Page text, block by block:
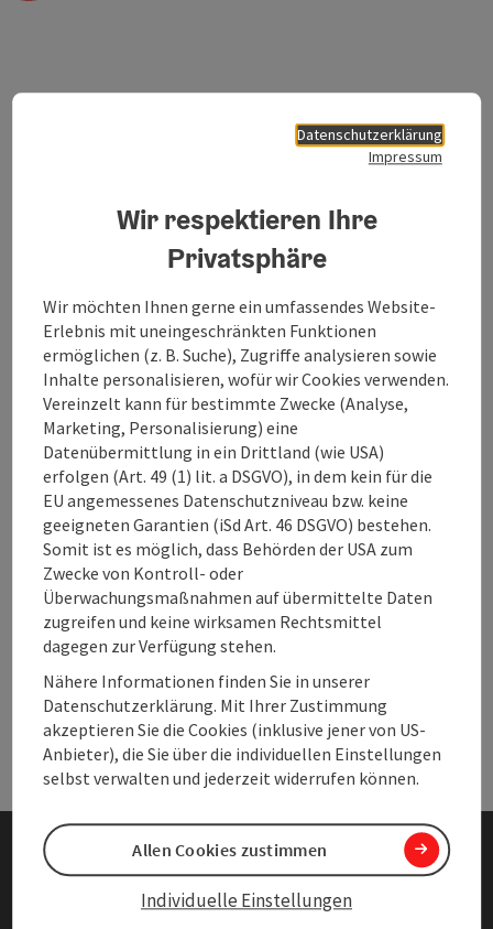
Datenschutzrecht
DSGVO - Eckpunkte
DSGVO - Grundsätze, Rechte & Verpflichtungen
Abmahnung von Werbeinseraten in deutschen
Printmedien
Warnung vor E-Mails mit gefälschten Accounts!
Andere Webseiten
Services
Presse
Datenschutzerklärung
Impressum
Wir respektieren Ihre
Privatsphäre
Wir möchten Ihnen gerne ein umfassendes Website-
Erlebnis mit uneingeschränkten Funktionen
ermöglichen (z. B. Suche), Zugriffe analysieren sowie
Inhalte personalisieren, wofür wir Cookies verwenden.
Vereinzelt kann für bestimmte Zwecke (Analyse,
Marketing, Personalisierung) eine
Datenübermittlung in ein Drittland (wie USA)
erfolgen (Art. 49 (1) lit. a DSGVO), in dem kein für die
EU angemessenes Datenschutzniveau bzw. keine
geeigneten Garantien (iSd Art. 46 DSGVO) bestehen.
Somit ist es möglich, dass Behörden der USA zum
Zwecke von Kontroll- oder
Überwachungsmaßnahmen auf übermittelte Daten
zugreifen und keine wirksamen Rechtsmittel
dagegen zur Verfügung stehen.
Nähere Informationen finden Sie in unserer
Datenschutzerklärung. Mit Ihrer Zustimmung
akzeptieren Sie die Cookies (inklusive jener von US-
Anbieter), die Sie über die individuellen Einstellungen
selbst verwalten und jederzeit widerrufen können.
Individuelle Einstellungen
Allen Cookies zustimmen